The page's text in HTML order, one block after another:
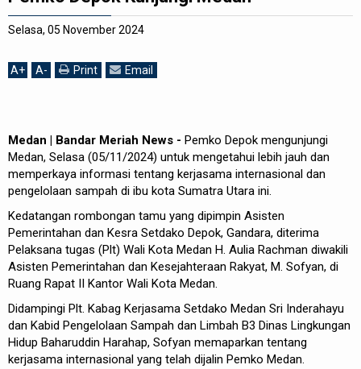
Selasa, 05 November 2024
A+ A- Print Email
Medan | Bandar Meriah News - Pemko Depok mengunjungi
Medan, Selasa (05/11/2024) untuk mengetahui lebih jauh dan
memperkaya informasi tentang kerjasama internasional dan
pengelolaan sampah di ibu kota Sumatra Utara ini.
Kedatangan rombongan tamu yang dipimpin Asisten
Pemerintahan dan Kesra Setdako Depok, Gandara, diterima
Pelaksana tugas (Plt) Wali Kota Medan H. Aulia Rachman diwakili
Asisten Pemerintahan dan Kesejahteraan Rakyat, M. Sofyan, di
Ruang Rapat II Kantor Wali Kota Medan.
Didampingi Plt. Kabag Kerjasama Setdako Medan Sri Inderahayu
dan Kabid Pengelolaan Sampah dan Limbah B3 Dinas Lingkungan
Hidup Baharuddin Harahap, Sofyan memaparkan tentang
kerjasama internasional yang telah dijalin Pemko Medan.